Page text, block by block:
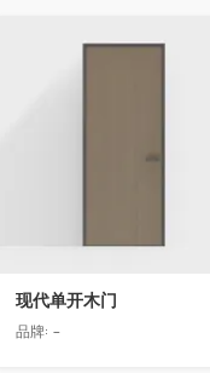
现代单开木门
品牌: -